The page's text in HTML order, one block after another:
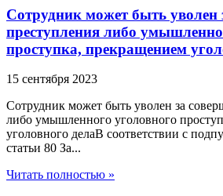
Сотрудник может быть уволен
преступления либо
проступка, прекращением
15 сентября 2023
Сотрудник может быть уволен за
либо умышленного уголовного
уголовного делаВ соответствии с
статьи 80 За...
Читать полностью »